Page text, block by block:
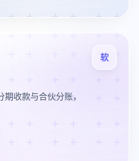
软
收款与合伙分账，